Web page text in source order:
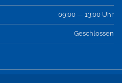
09:00 — 13:00 Uhr
Geschlossen